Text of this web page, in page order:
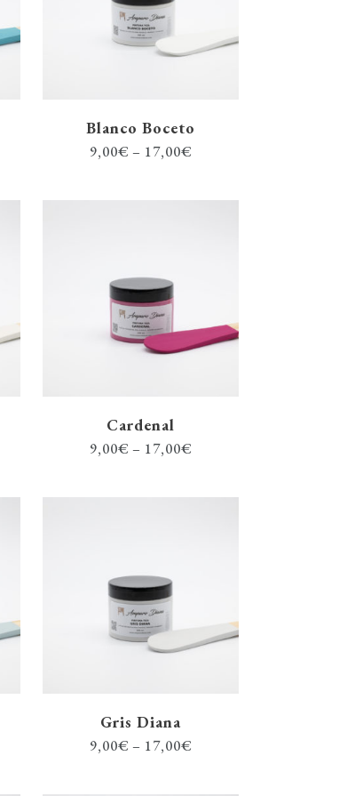
Blanco Boceto
9,00€ – 17,00€
Cardenal
9,00€ – 17,00€
Gris Diana
9,00€ – 17,00€